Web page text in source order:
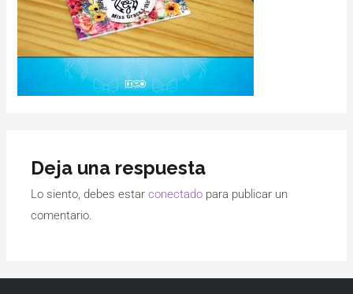
Deja una respuesta
Lo siento, debes estarconectado para publicar un
comentario.